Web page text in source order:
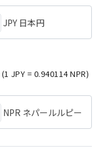
JPY 日本円
(1 JPY = 0.940114 NPR)
NPR ネパールルピー